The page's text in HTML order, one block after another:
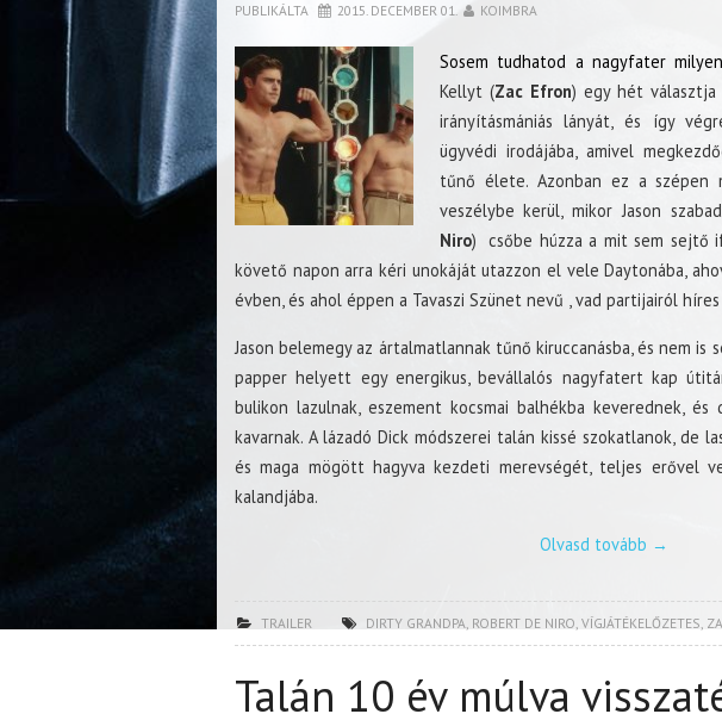
PUBLIKÁLTA 2015. DECEMBER 01. KOIMBRA
Sosem tudhatod a nagyfater
Kellyt (Zac Efron) egy hét
irányításmániás lányát, és így
ügyvédi irodájába, amivel
tűnő élete. Azonban ez a szépen
veszélybe kerül, mikor Jason
Niro) csőbe húzza a mit sem sejtő
követő napon arra kéri unokáját utazzon el vele Daytonába,
évben, és ahol éppen a Tavaszi Szünet nevű , vad partijairól
Jason belemegy az ártalmatlannak tűnő kiruccanásba, és nem is
papper helyett egy energikus, bevállalós nagyfatert kap
bulikon lazulnak, eszement kocsmai balhékba keverednek, és
kavarnak. A lázadó Dick módszerei talán kissé szokatlanok, de
és maga mögött hagyva kezdeti merevségét, teljes erővel
kalandjába.
Olvasd tovább →
TRAILER DIRTY GRANDPA, ROBERT DE NIRO, VÍGJÁTÉKELŐZETES,
Talán 10 év múlva